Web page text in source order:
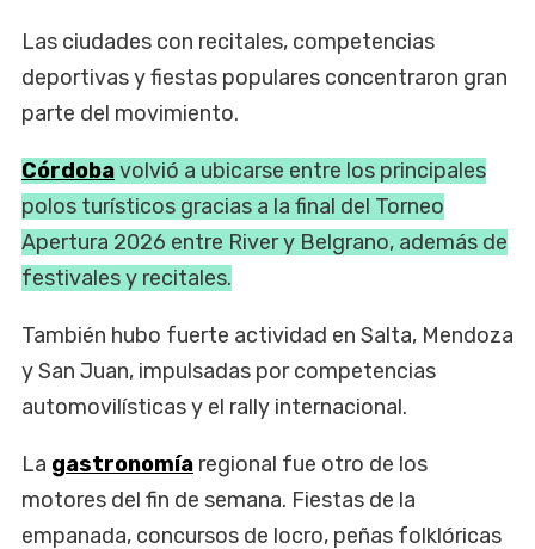
Las ciudades con recitales, competencias
deportivas y fiestas populares concentraron gran
parte del movimiento.
Córdobavolvió a ubicarse entre los principales
polos turísticos gracias a la final del Torneo
Apertura 2026 entre River y Belgrano, además de
festivales y recitales.
También hubo fuerte actividad en Salta, Mendoza
y San Juan, impulsadas por competencias
automovilísticas y el rally internacional.
La gastronomía regional fue otro de los
motores del fin de semana. Fiestas de la
empanada, concursos de locro, peñas folklóricas